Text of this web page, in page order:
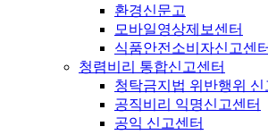
환경신문고
모바일영상제보센터
식품안전소비자신고센터
청렴비리 통합신고센터
청탁금지법 위반행위 신
공직비리 익명신고센터
공익 신고센터